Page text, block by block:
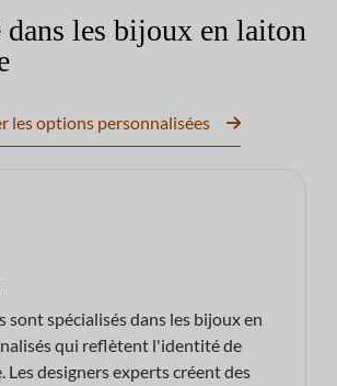
dans les bijoux en laiton
les options personnalisées
sont spécialisés dans les bijoux en
qui reflètent l'identité de
Les designers experts créent des